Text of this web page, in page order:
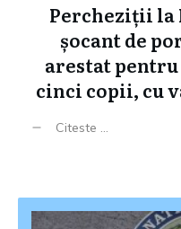
Percheziții la
șocant de
arestat pentru
cinci copii, cu
Citeste ...